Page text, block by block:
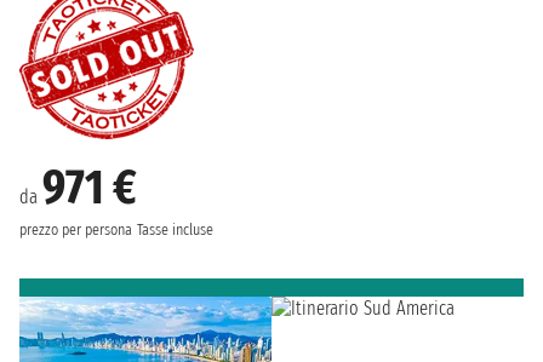
da 971 €
prezzo per persona Tasse incluse